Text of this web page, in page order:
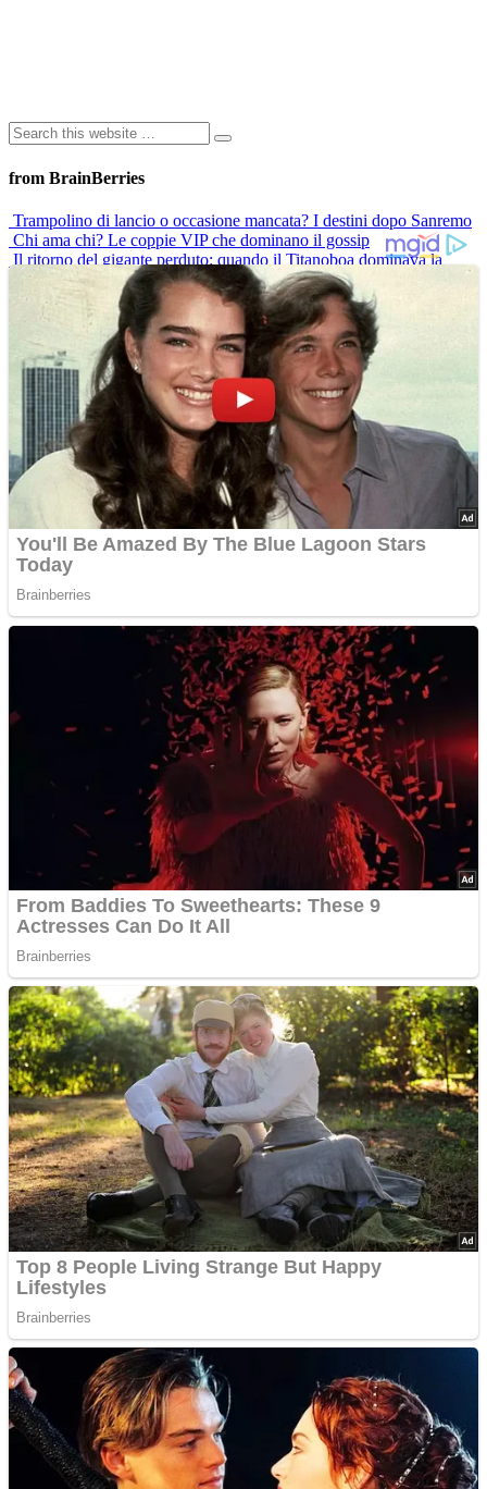
from BrainBerries
Trampolino di lancio o occasione mancata? I destini dopo Sanremo
Chi ama chi? Le coppie VIP che dominano il gossip
Il ritorno del gigante perduto: quando il Titanoboa dominava la
Terra
Paola Barale: “La menopausa non mi ferma”
“Un sacco bello”: il mito di Marisol e la vita di Veronica Miriel oggi
Advertisements